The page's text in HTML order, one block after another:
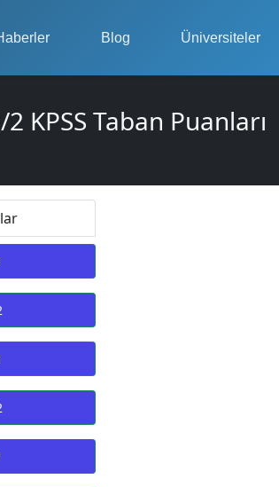
Blog Üniversiteler
KPSS Taban Puanları